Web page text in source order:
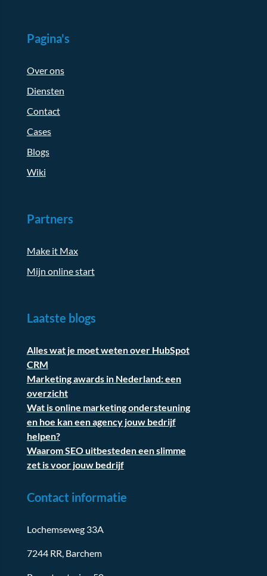
Pagina's
Over ons
Diensten
Contact
Cases
Blogs
Wiki
Partners
Make it Max
Mijn online start
Laatste blogs
Alles wat je moet weten over HubSpot
CRM
Marketing awards in Nederland: een
overzicht
Wat is online marketing ondersteuning
en hoe kan een agency jouw bedrijf
helpen?
Waarom SEO uitbesteden een slimme
zet is voor jouw bedrijf
Contact informatie
Lochemseweg 33A
7244 RR, Barchem